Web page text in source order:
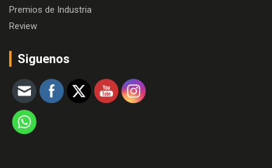
Premios de Industria
Review
Siguenos